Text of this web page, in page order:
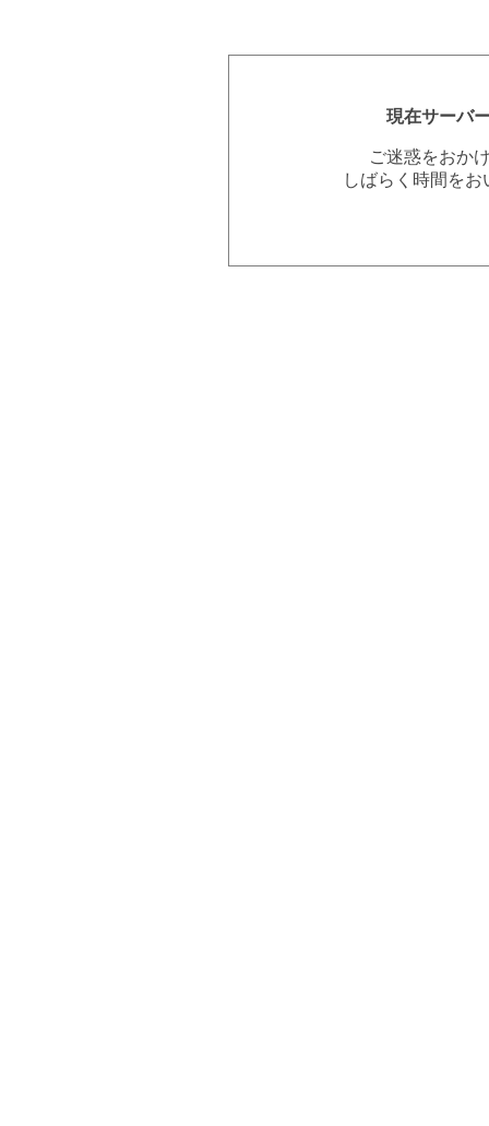
現在サーバ
ご迷惑をおか
しばらく時間を